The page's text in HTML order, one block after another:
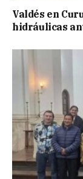
Valdés en
hidráulicas